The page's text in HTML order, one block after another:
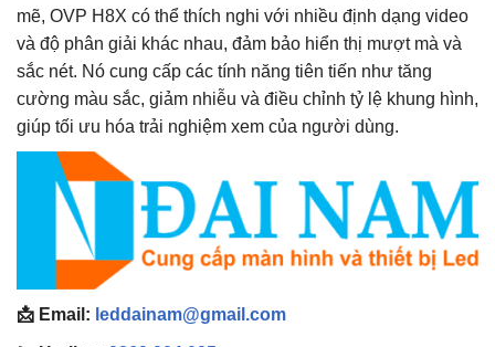
mẽ, OVP H8X có thể thích nghi với nhiều định dạng video
và độ phân giải khác nhau, đảm bảo hiển thị mượt mà và
sắc nét. Nó cung cấp các tính năng tiên tiến như tăng
cường màu sắc, giảm nhiễu và điều chỉnh tỷ lệ khung hình,
giúp tối ưu hóa trải nghiệm xem của người dùng.
📩 Email: leddainam@gmail.com